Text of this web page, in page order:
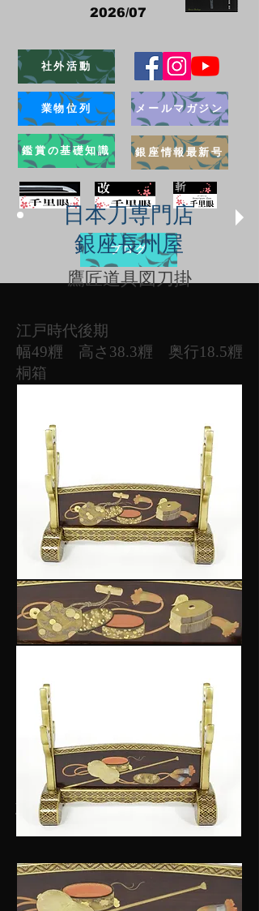
2026/07
社外活動
業物位列
鑑賞の基礎知識
メールマガジン
銀座情報最新号
ブログ
日本刀専門店
銀座長州屋
​鷹匠道具図刀掛
​江戸時代後期
幅49糎 高さ38.3糎 奥行18.5糎
桐箱
作品画像はこちら
優品紹介